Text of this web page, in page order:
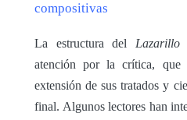
compositivas
La estructura del Lazarillo
atención por la crítica, que
extensión de sus tratados y
final. Algunos lectores han